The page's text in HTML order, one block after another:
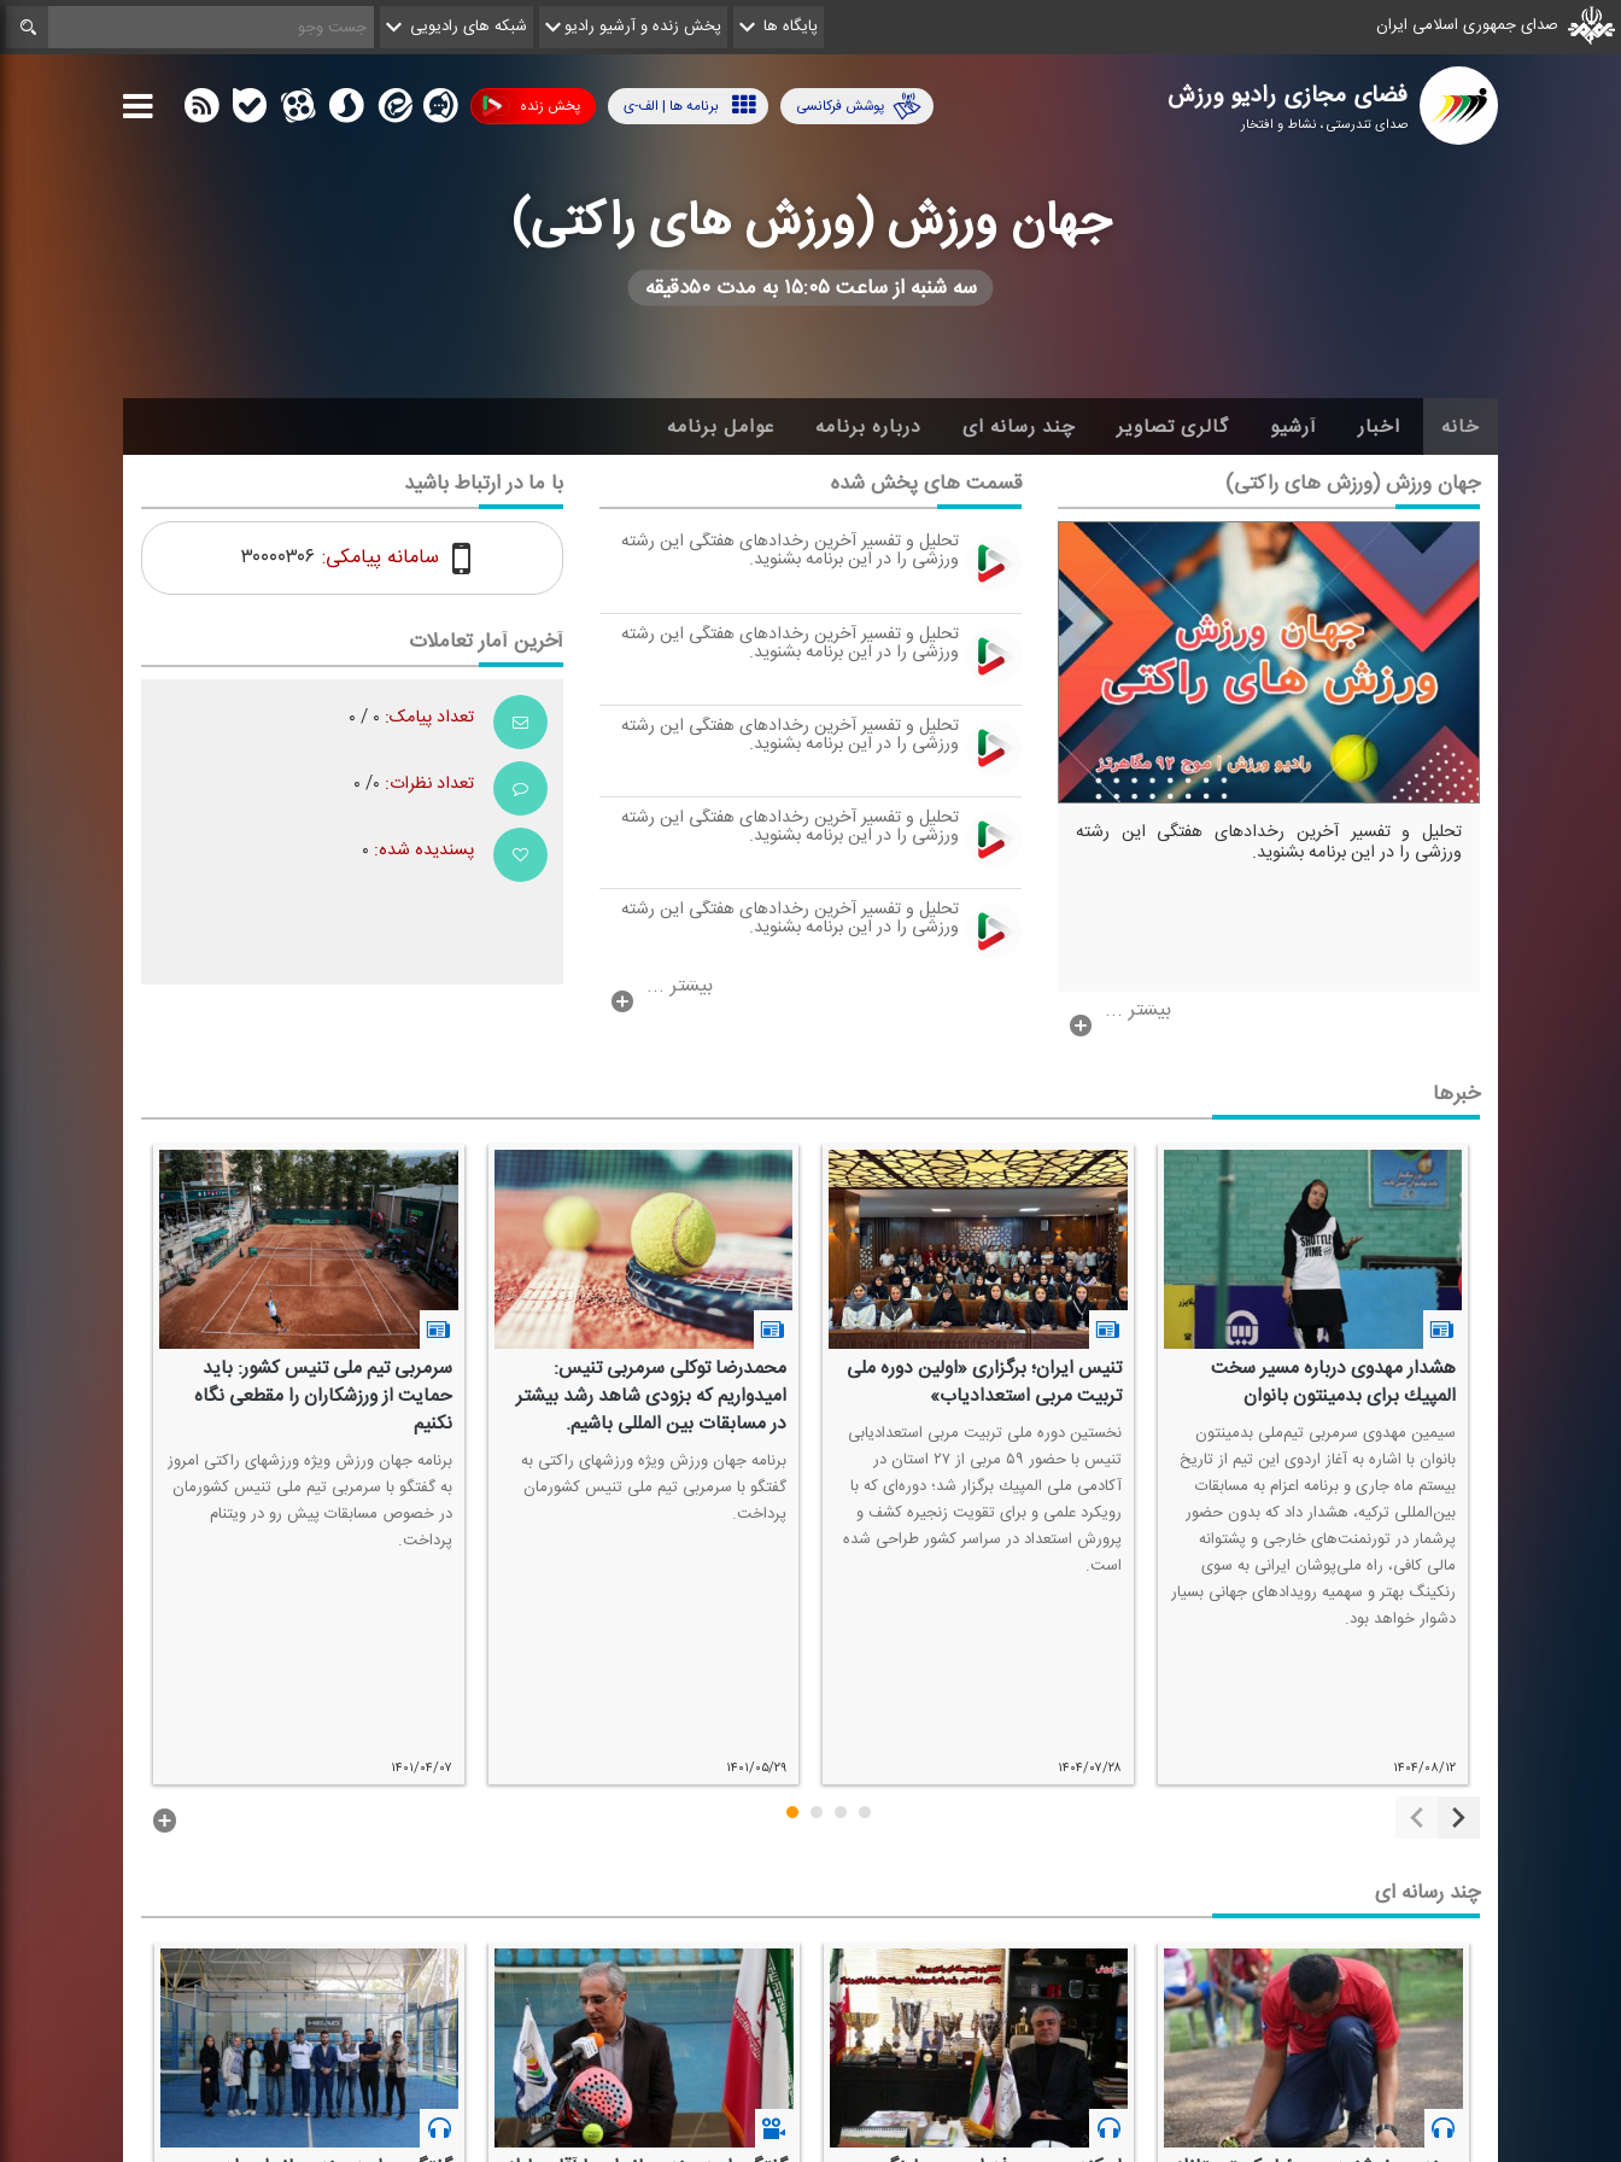
صدای جمهوری اسلامی ایران پایگاه ها پخش زنده و آرشیو رادیو شبکه های رادیویی
فضای مجازی رادیو ورزش
صدای تندرستی ، نشاط و افتخار
پخش زنده برنامه ها | الف-ی پوشش فرکانسی
جهان ورزش (ورزش های راكتی)
سه شنبه از ساعت ۱۵:۰۵ به مدت ۵۰دقیقه
خانه اخبار آرشیو گالری تصاویر چند رسانه ای درباره برنامه عوامل برنامه
جهان ورزش (ورزش های راكتی)
تحلیل و تفسیر آخرین رخدادهای هفتگی این رشته
ورزشی را در این برنامه بشنوید.
بیشتر ...
قسمت های پخش شده
تحلیل و تفسیر آخرین رخدادهای هفتگی این رشته
ورزشی را در این برنامه بشنوید.
تحلیل و تفسیر آخرین رخدادهای هفتگی این رشته
ورزشی را در این برنامه بشنوید.
تحلیل و تفسیر آخرین رخدادهای هفتگی این رشته
ورزشی را در این برنامه بشنوید.
تحلیل و تفسیر آخرین رخدادهای هفتگی این رشته
ورزشی را در این برنامه بشنوید.
تحلیل و تفسیر آخرین رخدادهای هفتگی این رشته
ورزشی را در این برنامه بشنوید.
بیشتر ...
با ما در ارتباط باشید
سامانه پیامکی: ۳۰۰۰۰۳۰۶
آخرین آمار تعاملات
تعداد پیامک:
تعداد نظرات:
پسندیده شده:
خبرها
هشدار مهدوی درباره مسیر سخت
المپیك برای بدمینتون بانوان
سیمین مهدوی سرمربی تیم‌ملی بدمینتون
بانوان با اشاره به آغاز اردوی این تیم از تاریخ
بیستم ماه جاری و برنامه اعزام به مسابقات
بین‌المللی تركیه، هشدار داد كه بدون حضور
پرشمار در تورنمنت‌های خارجی و پشتوانه
مالی كافی، راه ملی‌پوشان ایرانی به سوی
رنكینگ بهتر و سهمیه رویدادهای جهانی بسیار
دشوار خواهد بود.
۱۴۰۴/۰۸/۱۲
تنیس ایران؛ برگزاری «اولین دوره ملی
تربیت مربی استعدادیاب»
نخستین دوره ملی تربیت مربی استعدادیابی
تنیس با حضور ۵۹ مربی از ۲۷ استان در
آكادمی ملی المپیك برگزار شد؛ دوره‌ای كه با
رویكرد علمی و برای تقویت زنجیره كشف و
پرورش استعداد در سراسر كشور طراحی شده
است.
۱۴۰۴/۰۷/۲۸
محمدرضا توكلی سرمربی تنیس:
امیدواریم كه بزودی شاهد رشد بیشتر
در مسابقات بین المللی باشیم.
برنامه جهان ورزش ویژه ورزشهای راكتی به
گفتگو با سرمربی تیم ملی تنیس كشورمان
پرداخت.
۱۴۰۱/۰۵/۲۹
سرمربی تیم ملی تنیس كشور: باید
حمایت از ورزشكاران را مقطعی نگاه
نكنیم
برنامه جهان ورزش ویژه ورزشهای راكتی امروز
به گفتگو با سرمربی تیم ملی تنیس كشورمان
در خصوص مسابقات پیش رو در ویتنام‌
پرداخت.
۱۴۰۱/۰۴/۰۷
چند رسانه ای